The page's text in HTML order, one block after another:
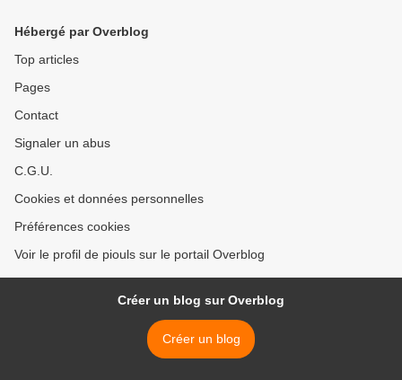
Hébergé par Overblog
Top articles
Pages
Contact
Signaler un abus
C.G.U.
Cookies et données personnelles
Préférences cookies
Voir le profil de piouls sur le portail Overblog
Créer un blog sur Overblog
Créer un blog